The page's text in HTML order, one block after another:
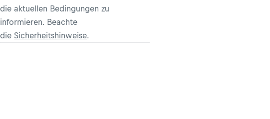
die aktuellen Bedingungen zu
informieren. Beachte
die Sicherheitshinweise.